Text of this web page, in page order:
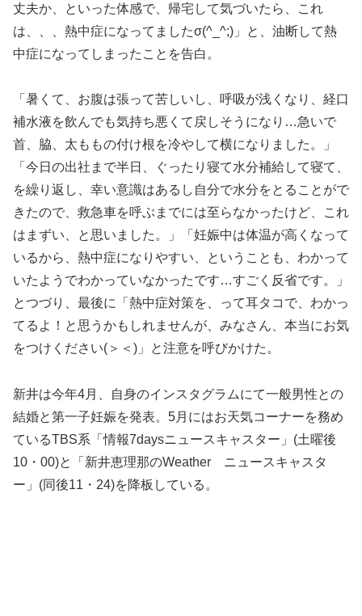
丈夫か、といった体感で、帰宅して気づいたら、これ
は、、、熱中症になってましたσ(^_^;)」と、油断して熱
中症になってしまったことを告白。
「暑くて、お腹は張って苦しいし、呼吸が浅くなり、経口
補水液を飲んでも気持ち悪くて戻しそうになり…急いで
首、脇、太ももの付け根を冷やして横になりました。」
「今日の出社まで半日、ぐったり寝て水分補給して寝て、
を繰り返し、幸い意識はあるし自分で水分をとることがで
きたので、救急車を呼ぶまでには至らなかったけど、これ
はまずい、と思いました。」「妊娠中は体温が高くなって
いるから、熱中症になりやすい、ということも、わかって
いたようでわかっていなかったです…すごく反省です。」
とつづり、最後に「熱中症対策を、って耳タコで、わかっ
てるよ！と思うかもしれませんが、みなさん、本当にお気
をつけください(＞＜)」と注意を呼びかけた。
新井は今年4月、自身のインスタグラムにて一般男性との
結婚と第一子妊娠を発表。5月にはお天気コーナーを務め
ているTBS系「情報7daysニュースキャスター」(土曜後
10・00)と「新井恵理那のWeather ニュースキャスタ
ー」(同後11・24)を降板している。